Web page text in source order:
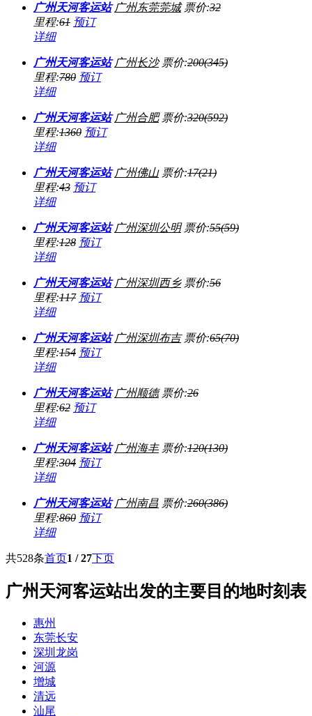
广州天河客运站 广州东莞莞城 票价:32
里程:61 预订
详细
广州天河客运站 广州长沙 票价:200(345)
里程:780 预订
详细
广州天河客运站 广州合肥 票价:320(592)
里程:1360 预订
详细
广州天河客运站 广州佛山 票价:17(21)
里程:43 预订
详细
广州天河客运站 广州深圳公明 票价:55(59)
里程:128 预订
详细
广州天河客运站 广州深圳西乡 票价:56
里程:117 预订
详细
广州天河客运站 广州深圳布吉 票价:65(70)
里程:154 预订
详细
广州天河客运站 广州顺德 票价:26
里程:62 预订
详细
广州天河客运站 广州海丰 票价:120(130)
里程:304 预订
详细
广州天河客运站 广州南昌 票价:260(386)
里程:860 预订
详细
共528条首页1 / 27下页
广州天河客运站出发的主要目的地时刻表
惠州
东莞长安
深圳龙岗
河源
增城
清远
汕尾